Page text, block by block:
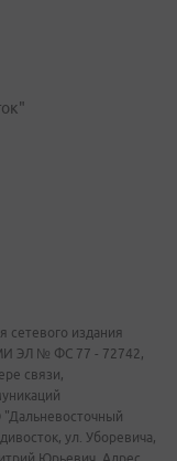
сетевого издания
ЭЛ № ФС 77 - 72742,
связи,
ул. Уборевича,